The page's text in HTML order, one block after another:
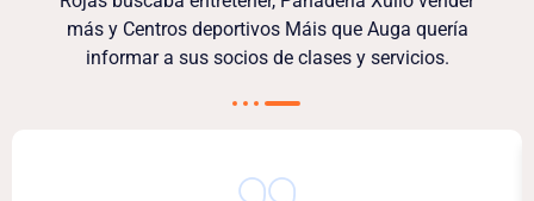
más y Centros deportivos Máis que Auga quería
informar a sus socios de clases y servicios.